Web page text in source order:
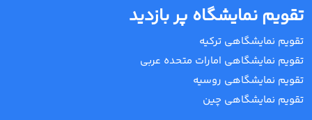
تقویم نمایشگاه پر بازدید
تقویم نمایشگاهی ترکیه
تقویم نمایشگاهی امارات متحده عربی
تقویم نمایشگاهی روسیه
تقویم نمایشگاهی چین